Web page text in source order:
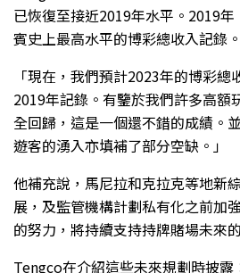
已恢復至接近2019年水平。2019年
賓史上最高水平的博彩總收入記錄。
「現在，我們預計2023年的博彩
2019年記錄。有鑒於我們許多高額
全回歸，這是一個還不錯的成績。
遊客的湧入亦填補了部分空缺。」
他補充說，馬尼拉和克拉克等地新
展，及監管機構計劃私有化之前加
的努力，將持續支持持牌賭場未來
Tengco在介紹這些未來規劃時披露